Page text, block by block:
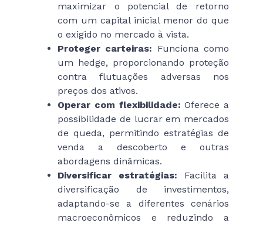
maximizar o potencial de retorno
com um capital inicial menor do que
o exigido no mercado à vista.
Proteger carteiras: Funciona como
um hedge, proporcionando proteção
contra flutuações adversas nos
preços dos ativos.
Operar com flexibilidade:Oferece a
possibilidade de lucrar em mercados
de queda, permitindo estratégias de
venda a descoberto e outras
abordagens dinâmicas.
Diversificar estratégias: Facilita a
diversificação de investimentos,
adaptando-se a diferentes cenários
macroeconômicos e reduzindo a